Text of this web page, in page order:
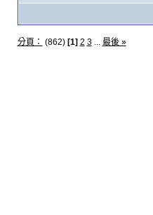
分頁： (862) [1] 2 3... 最後 »